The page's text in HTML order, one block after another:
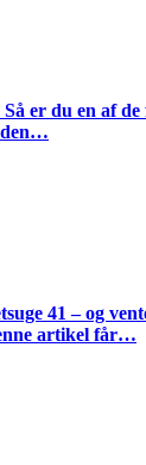
er du en af
den…
41 – og
artikel får…